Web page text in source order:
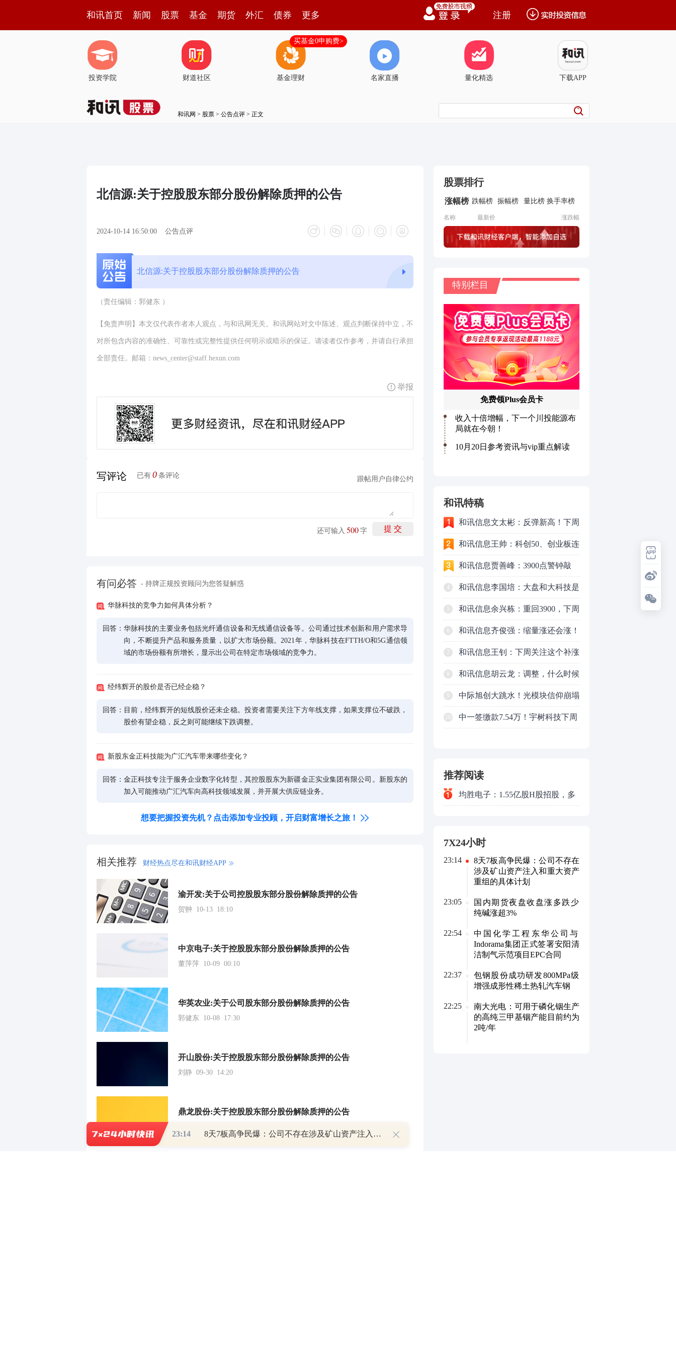
和讯首页 新闻 股票 基金 期货 外汇 债券 更多 注册
投资学院 财道社区 基金理财
买基金0申购费>
名家直播 量化精选 下载APP
和讯网 > 股票 > 公告点评 > 正文
北信源:关于控股股东部分股份解除质押的公告
2024-10-14 16:50:00 公告点评
北信源:关于控股股东部分股份解除质押的公告
（责任编辑：郭健东 ）
【免责声明】本文仅代表作者本人观点，与和讯网无关。和讯网站对文中陈述、观点判断保持中立，不
对所包含内容的准确性、可靠性或完整性提供任何明示或暗示的保证。请读者仅作参考，并请自行承担
全部责任。邮箱：news_center@staff.hexun.com
举报
写评论 已有 0 条评论 跟帖用户自律公约
提 交
还可输入 500 字
有问必答 - 持牌正规投资顾问为您答疑解惑
华脉科技的竞争力如何具体分析？
回答： 华脉科技的主要业务包括光纤通信设备和无线通信设备等。公司通过技术创新和用户需求导
向，不断提升产品和服务质量，以扩大市场份额。2021年，华脉科技在FTTH/O和5G通信领
域的市场份额有所增长，显示出公司在特定市场领域的竞争力。
经纬辉开的股价是否已经企稳？
回答： 目前，经纬辉开的短线股价还未企稳。投资者需要关注下方年线支撑，如果支撑位不破跌，
股价有望企稳，反之则可能继续下跌调整。
新股东金正科技能为广汇汽车带来哪些变化？
回答： 金正科技专注于服务企业数字化转型，其控股股东为新疆金正实业集团有限公司。新股东的
加入可能推动广汇汽车向高科技领域发展，并开展大供应链业务。
想要把握投资先机？点击添加专业投顾，开启财富增长之旅！
相关推荐 财经热点尽在和讯财经APP
渝开发:关于公司控股股东部分股份解除质押的公告
贺翀 10-13 18:10
中京电子:关于控股股东部分股份解除质押的公告
董萍萍 10-09 00:10
华英农业:关于公司股东部分股份解除质押的公告
郭健东 10-08 17:30
开山股份:关于控股股东部分股份解除质押的公告
刘静 09-30 14:20
鼎龙股份:关于控股股东部分股份解除质押的公告
股票排行
涨幅榜 跌幅榜 振幅榜 量比榜 换手率榜
名称 最新价 涨跌幅
和讯特稿
和讯信息文太彬：反弹新高！下周
行情怎么走？
和讯信息王帅：科创50、创业板连
续反弹之后，重要防守线已出现
和讯信息贾善峰：3900点警钟敲
响，主力正在暗中布局！
4 和讯信息李国培：大盘和大科技是
反转？还是反弹？
5 和讯信息余兴栋：重回3900，下周
稳了吗？
和讯信息齐俊强：缩量涨还会涨！
7 和讯信息王钊：下周关注这个补涨
机会
和讯信息胡云龙：调整，什么时候
来
9 中际旭创大跳水！光模块信仰崩塌
了？
中一签缴款7.54万！宇树科技下周
推荐阅读
均胜电子：1.55亿股H股招股，多
7X24小时
23:14
8天7板高争民爆：公司不存在
涉及矿山资产注入和重大资产
重组的具体计划
23:05
国内期货夜盘收盘涨多跌少
纯碱涨超3%
22:54
中国化学工程东华公司与
Indorama集团正式签署安阳清
洁制气示范项目EPC合同
22:37
包钢股份成功研发800MPa级
增强成形性稀土热轧汽车钢
22:25
南大光电：可用于磷化铟生产
的高纯三甲基铟产能目前约为
2吨/年
23:14 8天7板高争民爆：公司不存在涉及矿山资产注入和重大资产重组的具体计划